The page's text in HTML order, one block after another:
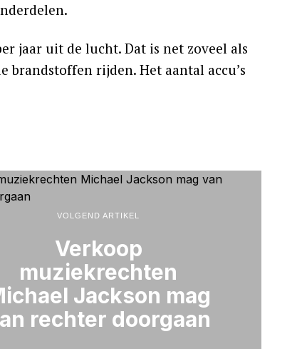
jaar uit de lucht. Dat is net zoveel als
brandstoffen rijden. Het aantal accu’s
VOLGEND ARTIKEL
Verkoop
muziekrechten
Jackson mag
rechter doorgaan